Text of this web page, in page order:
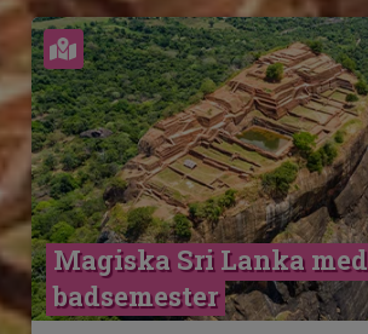
Se karta
Magiska Sri Lanka med
badsemester